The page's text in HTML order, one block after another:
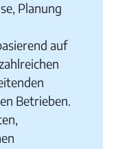
Planung
auf
Betrieben.